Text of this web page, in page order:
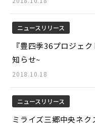
ニュースリリース
『豊四季36プロジェ
知らせ~
2018.10.18
ニュースリリース
ミライズ三郷中央ネ